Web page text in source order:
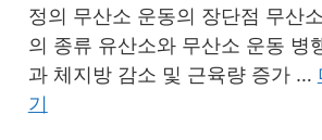
정의 무산소 운동의 장단점 무산
의 종류 유산소와 무산소 운동 병
과 체지방 감소 및 근육량 증가 …
기